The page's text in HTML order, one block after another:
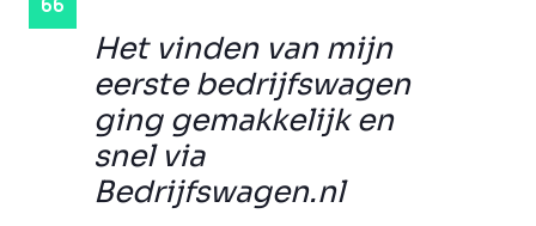
Het vinden van mijn
eerste bedrijfswagen
ging gemakkelijk en
snel via
Bedrijfswagen.nl